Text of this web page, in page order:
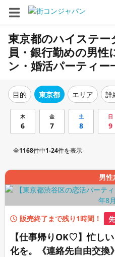
東京都のハイステー
員・銀行勤めの男性
ン・婚活パーティー
目的 東京都 エリア 詳
木
6
金
7
土
8
日
9
全1168件中1-24件を表示
男性
販売終了まで残り1時間！
【仕事帰りOK♡】忙し
化を。《連絡先自由交換